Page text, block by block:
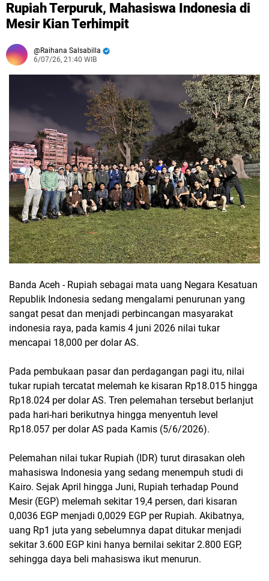
Rupiah Terpuruk, Mahasiswa Indonesia di
Mesir Kian Terhimpit
Raihana Salsabilla
6/07/26, 21:40 WIB
Banda Aceh - Rupiah sebagai mata uang Negara Kesatuan
Republik Indonesia sedang mengalami penurunan yang
sangat pesat dan menjadi perbincangan masyarakat
indonesia raya, pada kamis 4 juni 2026 nilai tukar
mencapai 18,000 per dolar AS.
Pada pembukaan pasar dan perdagangan pagi itu, nilai
tukar rupiah tercatat melemah ke kisaran Rp18.015 hingga
Rp18.024 per dolar AS. Tren pelemahan tersebut berlanjut
pada hari-hari berikutnya hingga menyentuh level
Rp18.057 per dolar AS pada Kamis (5/6/2026).
Pelemahan nilai tukar Rupiah (IDR) turut dirasakan oleh
mahasiswa Indonesia yang sedang menempuh studi di
Kairo. Sejak April hingga Juni, Rupiah terhadap Pound
Mesir (EGP) melemah sekitar 19,4 persen, dari kisaran
0,0036 EGP menjadi 0,0029 EGP per Rupiah. Akibatnya,
uang Rp1 juta yang sebelumnya dapat ditukar menjadi
sekitar 3.600 EGP kini hanya bernilai sekitar 2.800 EGP,
sehingga daya beli mahasiswa ikut menurun.